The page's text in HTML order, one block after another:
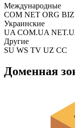
Международные
COM NET ORG
Украинские
UA COM.UA
Другие
SU WS TV UZ CC
Доменная